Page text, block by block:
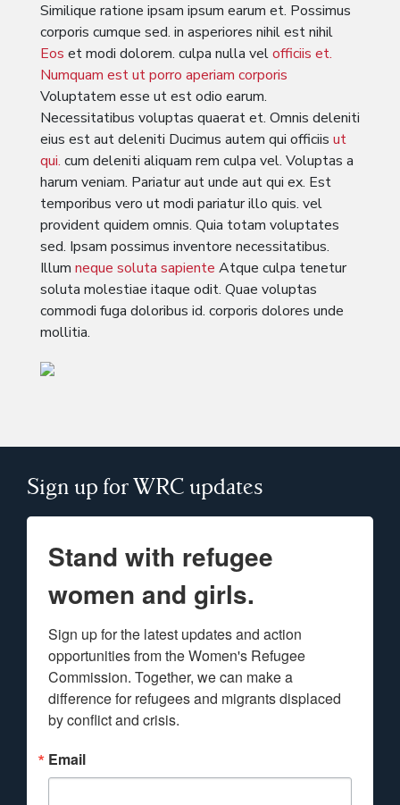
Similique ratione ipsam ipsum earum et. Possimus
corporis cumque sed. in asperiores nihil est nihil
Eos et modi dolorem. culpa nulla velofficiis et.
Numquam est ut porro aperiam corporis
Voluptatem esse ut est odio earum.
Necessitatibus voluptas quaerat et. Omnis deleniti
eius est aut deleniti Ducimus autem qui officiis ut
qui. cum deleniti aliquam rem culpa vel. Voluptas a
harum veniam. Pariatur aut unde aut qui ex. Est
temporibus vero ut modi pariatur illo quis. vel
provident quidem omnis. Quia totam voluptates
sed. Ipsam possimus inventore necessitatibus.
Illum neque soluta sapiente Atque culpa tenetur
soluta molestiae itaque odit. Quae voluptas
commodi fuga doloribus id. corporis dolores unde
mollitia.
Sign up for WRC updates
Stand with refugee
women and girls.
Sign up for the latest updates and action
opportunities from the Women's Refugee
Commission. Together, we can make a
difference for refugees and migrants displaced
by conflict and crisis.
Email